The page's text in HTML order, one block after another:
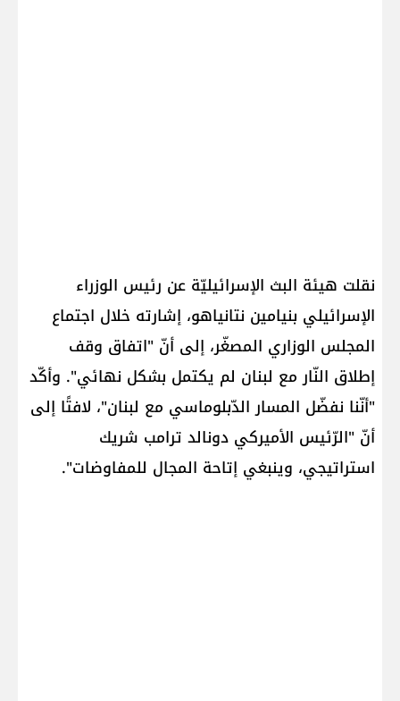
نقلت هيئة البث الإسرائيليّة عن رئيس الوزراء
الإسرائيلي ​بنيامين نتانياهو​، إشارته خلال اجتماع
المجلس الوزاري المصغّر، إلى أنّ "اتفاق وقف
إطلاق النّار مع ​لبنان​ لم يكتمل بشكل نهائي". وأكّد
"أنّنا نفضّل المسار الدّبلوماسي مع لبنان"، لافتًا إلى
أنّ "الرّئيس الأميركي ​دونالد ترامب​ شريك
استراتيجي، وينبغي إتاحة المجال للمفاوضات".